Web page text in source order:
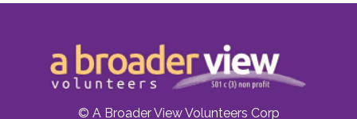
© A Broader View Volunteers Corp